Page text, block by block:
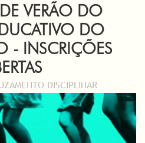
VERÃO DO
DO
- INSCRIÇÕES
DISCIPLINAR